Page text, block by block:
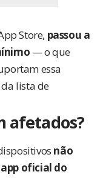
Store, passou a
— o que
essa
lista de
afetados?
não
oficial do